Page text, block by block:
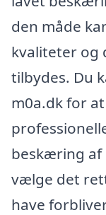
den måde
kvaliteter og
tilbydes. Du
m0a.dk for
beskæring af
vælge det
have